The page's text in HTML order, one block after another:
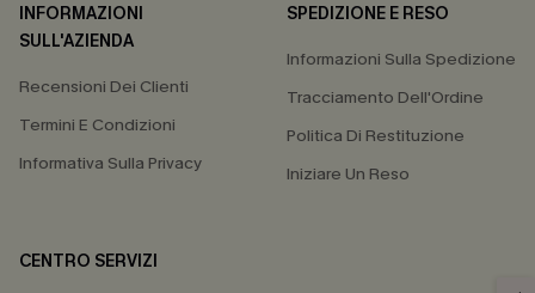
INFORMAZIONI
SULL'AZIENDA
Recensioni Dei Clienti
Termini E Condizioni
Informativa Sulla Privacy
SPEDIZIONE E RESO
Informazioni Sulla Spedizione
Tracciamento Dell'Ordine
Politica Di Restituzione
Iniziare Un Reso
CENTRO SERVIZI